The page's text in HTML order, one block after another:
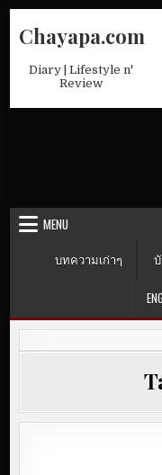
Chayapa.com
Diary | Lifestyle n'
Review
MENU
บทความเก่าๆ